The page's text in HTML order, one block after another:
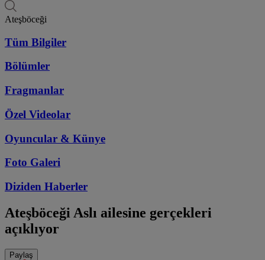
Ateşböceği
Tüm Bilgiler
Bölümler
Fragmanlar
Özel Videolar
Oyuncular & Künye
Foto Galeri
Diziden Haberler
Ateşböceği Aslı ailesine gerçekleri
açıklıyor
Paylaş